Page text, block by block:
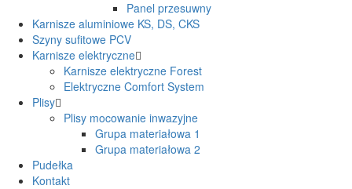
Panel przesuwny
Karnisze aluminiowe KS, DS, CKS
Szyny sufitowe PCV
Karnisze elektryczne
Karnisze elektryczne Forest
Elektryczne Comfort System
Plisy
Plisy mocowanie inwazyjne
Grupa materiałowa 1
Grupa materiałowa 2
Pudełka
Kontakt